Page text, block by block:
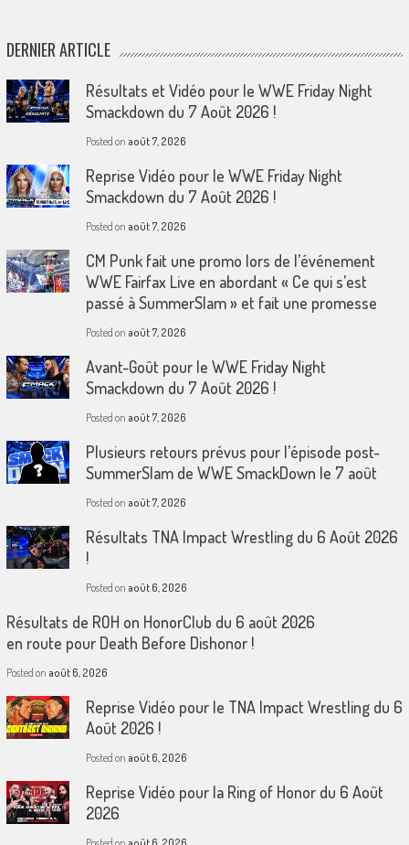
DERNIER ARTICLE
Résultats et Vidéo pour le WWE Friday Night
Smackdown du 7 Août 2026 !
Posted on août 7, 2026
Reprise Vidéo pour le WWE Friday Night
Smackdown du 7 Août 2026 !
Posted on août 7, 2026
CM Punk fait une promo lors de l’événement
WWE Fairfax Live en abordant « Ce qui s’est
passé à SummerSlam » et fait une promesse
Posted on août 7, 2026
Avant-Goût pour le WWE Friday Night
Smackdown du 7 Août 2026 !
Posted on août 7, 2026
Plusieurs retours prévus pour l’épisode post-
SummerSlam de WWE SmackDown le 7 août
Posted on août 7, 2026
Résultats TNA Impact Wrestling du 6 Août 2026
!
Posted on août 6, 2026
Résultats de ROH on HonorClub du 6 août 2026
en route pour Death Before Dishonor !
Posted on août 6, 2026
Reprise Vidéo pour le TNA Impact Wrestling du 6
Août 2026 !
Posted on août 6, 2026
Reprise Vidéo pour la Ring of Honor du 6 Août
2026